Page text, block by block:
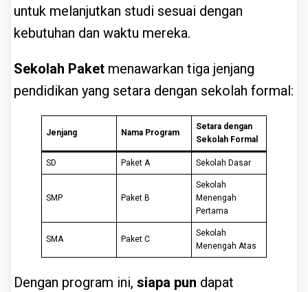
untuk melanjutkan studi sesuai dengan
kebutuhan dan waktu mereka.
Sekolah Paket menawarkan tiga jenjang
pendidikan yang setara dengan sekolah formal:
Jenjang Nama Program
Setara dengan
Sekolah Formal
SD Paket A Sekolah Dasar
SMP Paket B
Sekolah
Menengah
Pertama
SMA Paket C
Sekolah
Menengah Atas
Dengan program ini, siapa pun dapat